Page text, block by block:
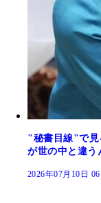
"秘書目線"で見
が世の中と違う
2026年07月10日